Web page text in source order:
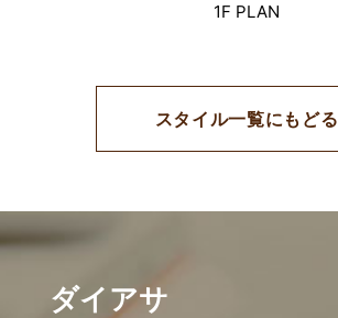
1F PLAN
スタイル一覧にもどる
ダイアサ